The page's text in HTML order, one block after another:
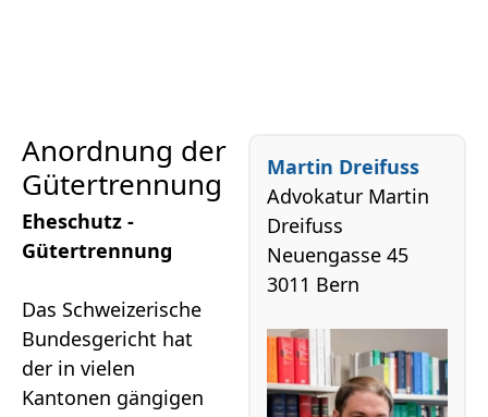
Martin Dreifuss
Advokatur Martin
Dreifuss
Neuengasse 45
3011 Bern
Anordnung der
Gütertrennung
Eheschutz -
Gütertrennung
Das Schweizerische
Bundesgericht hat
der in vielen
Kantonen gängigen